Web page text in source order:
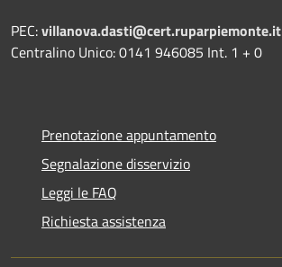
PEC:villanova.dasti@cert.ruparpiemonte.it
Centralino Unico: 0141 946085 Int. 1 + 0
Prenotazione appuntamento
Segnalazione disservizio
Leggi le FAQ
Richiesta assistenza